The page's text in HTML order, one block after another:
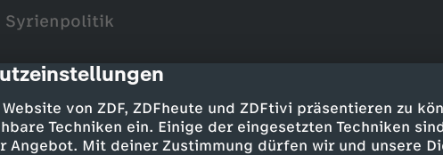
von ZDF, ZDFheute und ZDFtivi präsentieren zu
Techniken ein. Einige der eingesetzten Techniken
Mit deiner Zustimmung dürfen wir und unsere
Syrienpolitik